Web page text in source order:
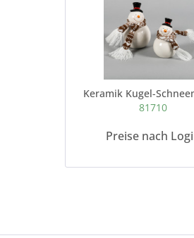
81710
Preise nach